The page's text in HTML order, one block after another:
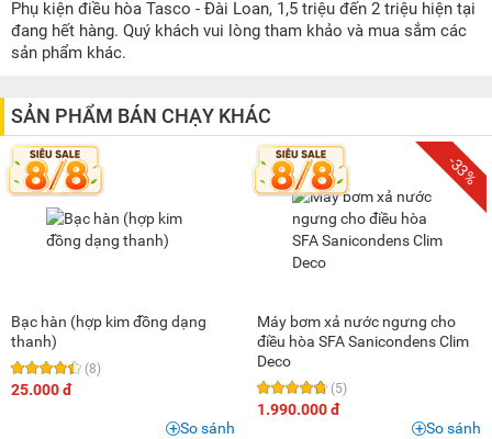
100K - 200K (6)
200K - 500K
500K - 1 triệu
1 triệu - 1,5 triệu (8)
1,5 triệu - 2 triệu
2 triệu - 3 triệu
3 triệu - 5 triệu (10)
10 triệu - 15 triệu (1)
Phụ kiện điều hòa Tasco - Đài Loan, 1,5 triệu đến 2 triệu hiện tại
đang hết hàng. Quý khách vui lòng tham khảo và mua sắm các
sản phẩm khác.
SẢN PHẨM BÁN CHẠY KHÁC
Bạc hàn (hợp kim đồng dạng
thanh)
(8)
25.000 đ
So sánh
-33%
Máy bơm xả nước ngưng cho
điều hòa SFA Sanicondens Clim
Deco
(5)
1.990.000 đ
So sánh